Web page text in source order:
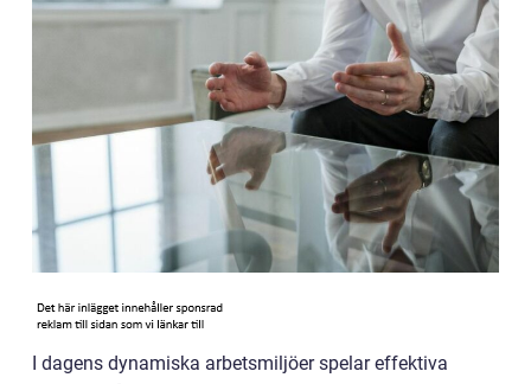
I dagens dynamiska arbetsmiljöer spelar effektiva